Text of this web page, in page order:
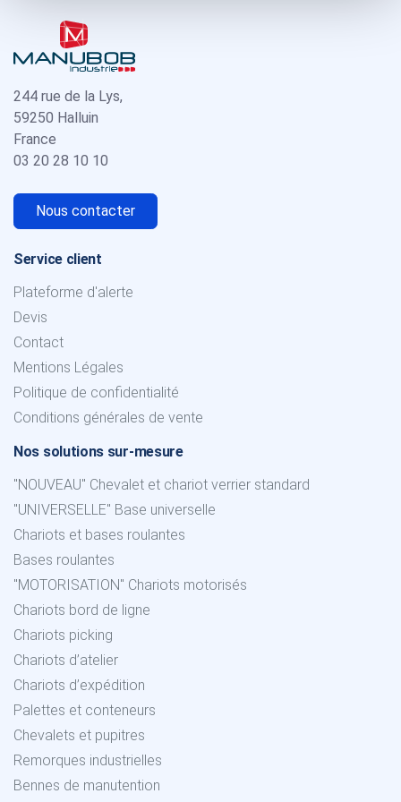
244 rue de la Lys,
59250 Halluin
France
03 20 28 10 10
Nous contacter
Service client
Plateforme d'alerte
Devis
Contact
Mentions Légales
Politique de confidentialité
Conditions générales de vente
Nos solutions sur-mesure
"NOUVEAU" Chevalet et chariot verrier standard
"UNIVERSELLE" Base universelle
Chariots et bases roulantes
Bases roulantes
"MOTORISATION" Chariots motorisés
Chariots bord de ligne
Chariots picking
Chariots d’atelier
Chariots d’expédition
Palettes et conteneurs
Chevalets et pupitres
Remorques industrielles
Bennes de manutention